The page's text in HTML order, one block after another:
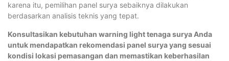
karena itu, pemilihan panel surya sebaiknya dilakukan
berdasarkan analisis teknis yang tepat.
Konsultasikan kebutuhan warning light tenaga surya Anda
untuk mendapatkan rekomendasi panel surya yang sesuai
kondisi lokasi pemasangan dan memastikan keberhasilan